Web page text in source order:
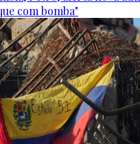
com bomba"